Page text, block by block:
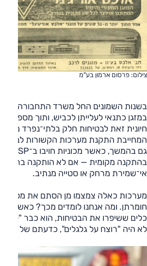
צילום: פרסום ארמון בע"מ
בשנות השמונים החל משרד התחבורה לחייב
במזגן כתנאי לעלייתן לכביש, ותוך מספר
חיונית זאת לבטיחות חלק בלתי־נפרד
המחייבת התקנת מערכות הקשורות
בהתקנה מקומית — אם לא הותקנה ברכב
אי־שמירת מרחק או סטייה מנתיב.
מערכות כאלה צמצמו מן הסתם את מספר
חומרתן. ומה אנחנו לומדים מכך? כאשר
כלים ששיפרו את הבטיחות, הוא כבר "לא
לא היה "רוצח על גלגלים", כדעתם של